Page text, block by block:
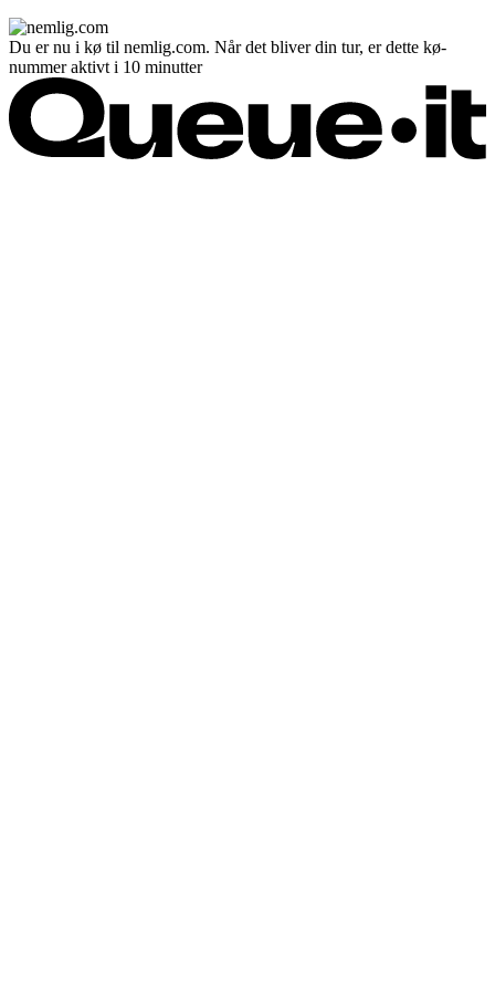
Du er nu i kø til nemlig.com. Når det bliver din tur, er dette kø-
nummer aktivt i 10 minutter